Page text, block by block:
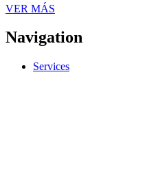
VER MÁS
Navigation
Services